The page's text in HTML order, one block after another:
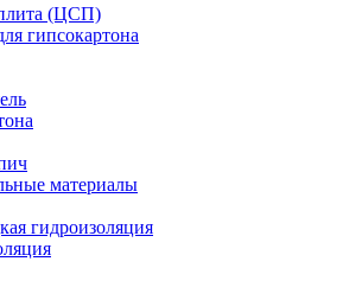
(ЦСП)
гипсокартона
материалы
гидроизоляция